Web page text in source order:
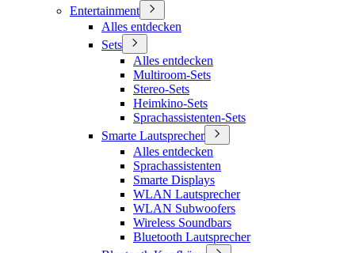
Entertainment
Alles entdecken
Sets
Alles entdecken
Multiroom-Sets
Stereo-Sets
Heimkino-Sets
Sprachassistenten-Sets
Smarte Lautsprecher
Alles entdecken
Sprachassistenten
Smarte Displays
WLAN Lautsprecher
WLAN Subwoofers
Wireless Soundbars
Bluetooth Lautsprecher